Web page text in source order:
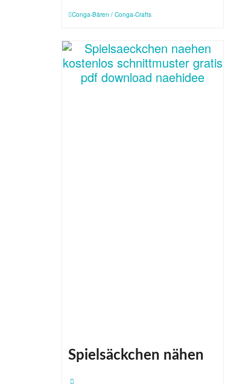
Conga-Bären / Conga-Crafts
Spielsäckchen nähen